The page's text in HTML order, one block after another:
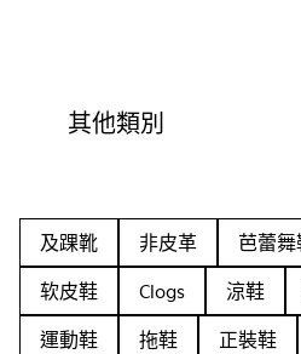
其他類別
及踝靴 非皮革 芭蕾
软皮鞋
Clogs 涼鞋
運動鞋
拖鞋 正裝鞋